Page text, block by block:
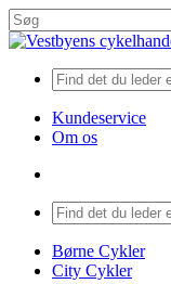
Skip
to
content
Close
Kundeservice
Om os
Menu
search
Menu
Børne Cykler
City Cykler